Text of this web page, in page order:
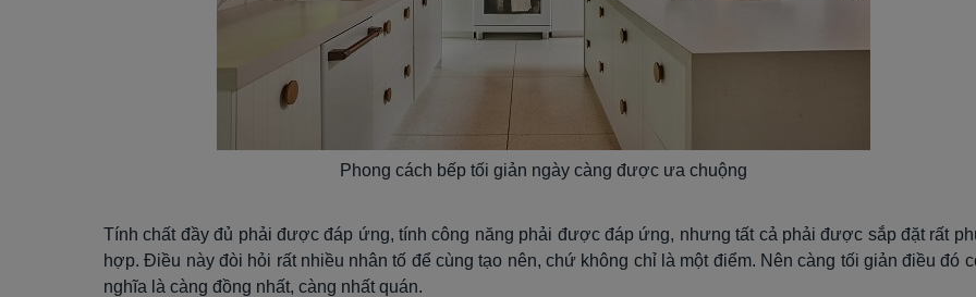
Phong cách bếp tối giản ngày càng được ưa chuộng
Tính chất đầy đủ phải được đáp ứng, tính công năng phải được đáp ứng, nhưng tất cả phải được sắp đặt rất
hợp. Điều này đòi hỏi rất nhiều nhân tố để cùng tạo nên, chứ không chỉ là một điểm. Nên càng tối giản điều đó
nghĩa là càng đồng nhất, càng nhất quán.